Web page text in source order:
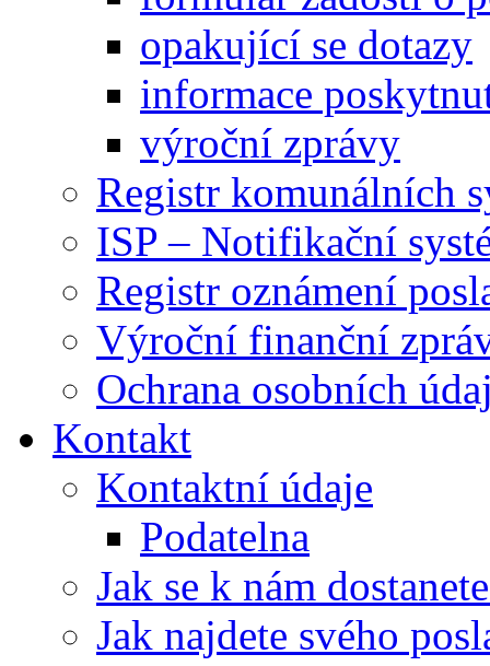
opakující se dotazy
informace
výroční zprávy
Registr komunálních
ISP – Notifikační
Registr oznámení
Výroční finanční
Ochrana osobních
Kontakt
Kontaktní údaje
Podatelna
Jak se k nám
Jak najdete svého